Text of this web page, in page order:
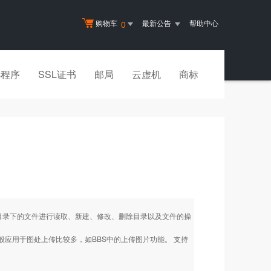
购物车 0 最新公告 帮助中心
序 SSL证书 邮局 云虚机 商标
下的文件进行读取、新建、修改、删除目录以及文件的操
用于图处上传比较多，如BBS中的上传图片功能。 支持